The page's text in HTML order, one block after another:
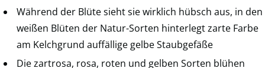
Während der Blüte sieht sie wirklich hübsch aus, in den
weißen Blüten der Natur-Sorten hinterlegt zarte Farbe
am Kelchgrund auffällige gelbe Staubgefäße
Die zartrosa, rosa, roten und gelben Sorten blühen